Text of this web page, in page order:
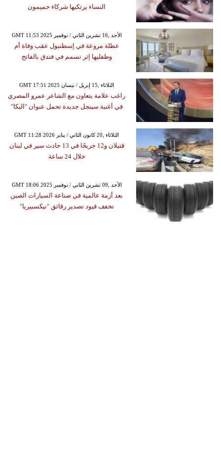
النساء يرتكبها شركاء حميمون
GMT 11:53 2025 الأحد ,16 تشرين الثاني / نوفمبر
عطلة مروعة في إسطنبول عقب وفاة أم
وطفليها إثر تسمم في فندق بالفاتح
GMT 17:51 2025 الثلاثاء ,15 إبريل / نيسان
راغب علامة يتعاون مع الشاعر عمرو المصري
في أغنية سينجل جديدة تحمل عنوان "البكا"
GMT 11:28 2026 الثلاثاء ,20 كانون الثاني / يناير
قتيلان و12 جريحًا في 13 حادث سير في لبنان
خلال 24 ساعة
GMT 18:06 2025 الأحد ,09 تشرين الثاني / نوفمبر
بعد أزمة عالمية في صناعة السيارات الصين
تخفف قيود تصدير رقائق "نيكسبيريا"